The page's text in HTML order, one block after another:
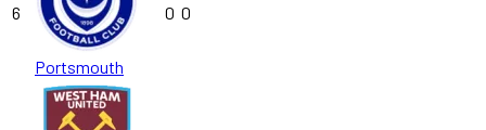
6
Portsmouth
0 0